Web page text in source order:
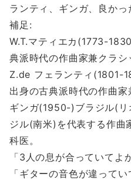
ランティ、ギンガ、良かっ
補足:
W.T.マティエカ(1773-
典派時代の作曲家兼クラシ
Z.de フェランティ(1801-
出身の古典派時代の作曲家
ギンガ(1950-)ブラジル(リ
ジル(南米)を代表する作曲
科医。
「3人の息が合っていてよ
「ギターの音色が違って